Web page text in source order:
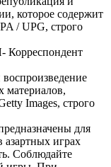
которое содержит
/ UPG, строго
Корреспондент
материалов,
Images, строго
для
азартных играх
Соблюдайте